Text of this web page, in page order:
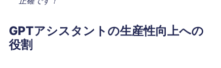
GPTアシスタントの生産性向上への
役割